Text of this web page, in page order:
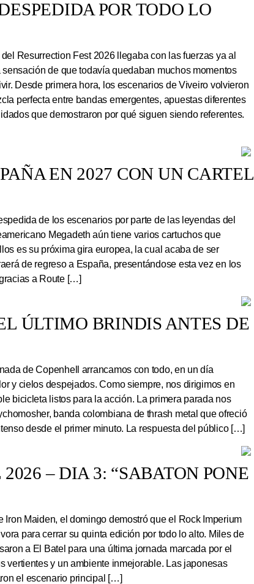
POR TODO LO
Resurrection Fest 2026 llegaba con las fuerzas ya al
sensación de que todavía quedaban muchos momentos
Desde primera hora, los escenarios de Viveiro volvieron
perfecta entre bandas emergentes, apuestas diferentes
que demostraron por qué siguen siendo referentes.
EN 2027 CON UN CARTEL
de los escenarios por parte de las leyendas del
Megadeth aún tiene varios cartuchos que
es su próxima gira europea, la cual acaba de ser
de regreso a España, presentándose esta vez en los
a Route […]
ÚLTIMO BRINDIS ANTES DE
de Copenhell arrancamos con todo, en un día
y cielos despejados. Como siempre, nos dirigimos en
bicicleta listos para la acción. La primera parada nos
banda colombiana de thrash metal que ofreció
desde el primer minuto. La respuesta del público […]
– DIA 3: “SABATON PONE
Iron Maiden, el domingo demostró que el Rock Imperium
para cerrar su quinta edición por todo lo alto. Miles de
a El Batel para una última jornada marcada por el
vertientes y un ambiente inmejorable. Las japonesas
el escenario principal […]